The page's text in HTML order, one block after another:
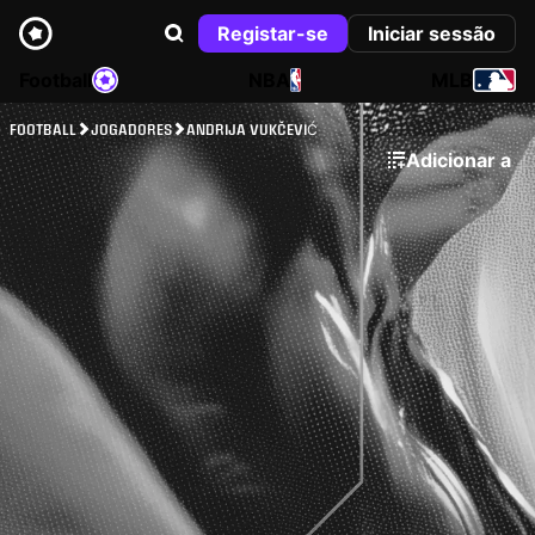
Registar-se
Iniciar sessão
NBA
FOOTBALL JOGADORES ANDRIJA VUKČEVIĆ
Adicionar a